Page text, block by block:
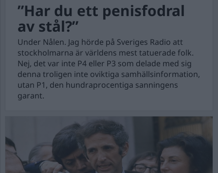
”Har du ett penisfodral
av stål?”
Under Nålen. Jag hörde på Sveriges Radio att
stockholmarna är världens mest tatuerade folk.
Nej, det var inte P4 eller P3 som delade med sig
denna troligen inte oviktiga samhällsinformation,
utan P1, den hundraprocentiga sanningens
garant.